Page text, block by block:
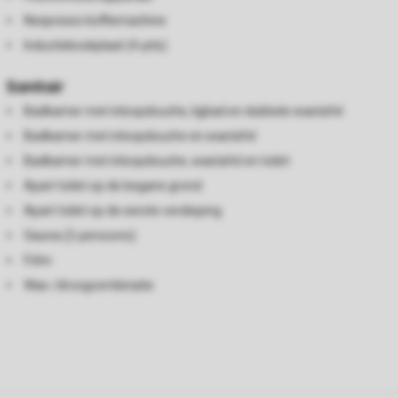
Nespresso koffiemachine
Inductiekookplaat (4-pits)
Sanitair
Badkamer met inloopdouche, ligbad en dubbele wastafel
Badkamer met inloopdouche en wastafel
Badkamer met inloopdouche, wastafel en toilet
Apart toilet op de begane grond
Apart toilet op de eerste verdieping
Sauna (2-persoons)
Was-/droogcombinatie